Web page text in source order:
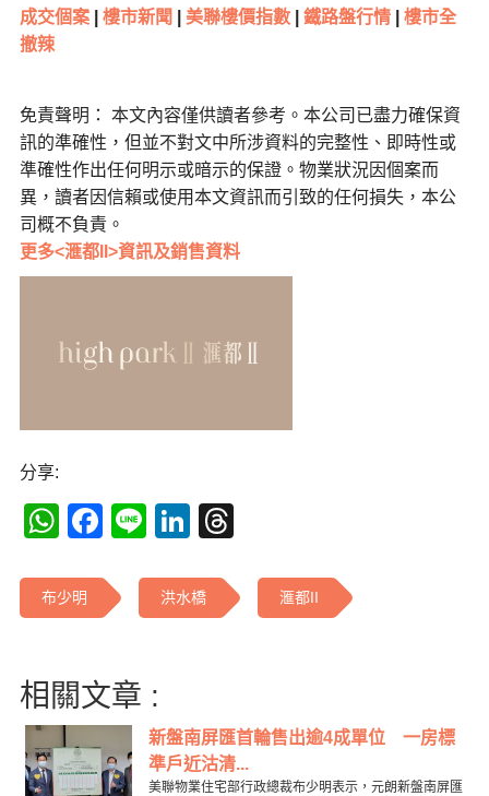
成交個案| 樓市新聞 美聯樓價指數| 鐵路盤行情|
樓市全
撤辣
免責聲明： 本文內容僅供讀者參考。本公司已盡力確保資
訊的準確性，但並不對文中所涉資料的完整性、即時性或
準確性作出任何明示或暗示的保證。物業狀況因個案而
異，讀者因信賴或使用本文資訊而引致的任何損失，本公
司概不負責。
更多<滙都II>資訊及銷售資料
分享:
WhatsApp
Facebook
LineLinkedIn
布少明 洪水橋 滙都II
相關文章 :
新盤南屏匯首輪售出逾4成單位 一房標
準戶近沽清...
美聯物業住宅部行政總裁布少明表示，元朗新盤南屏匯